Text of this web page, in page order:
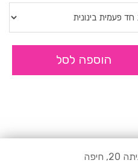
הוספה לסל
חיפה